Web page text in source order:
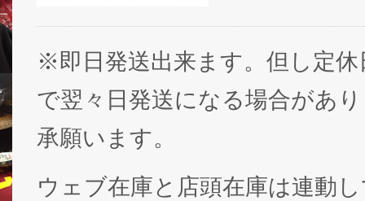
※即日発送出来ます。但し定休
で翌々日発送になる場合があ
承願います。
ウェブ在庫と店頭在庫は連動